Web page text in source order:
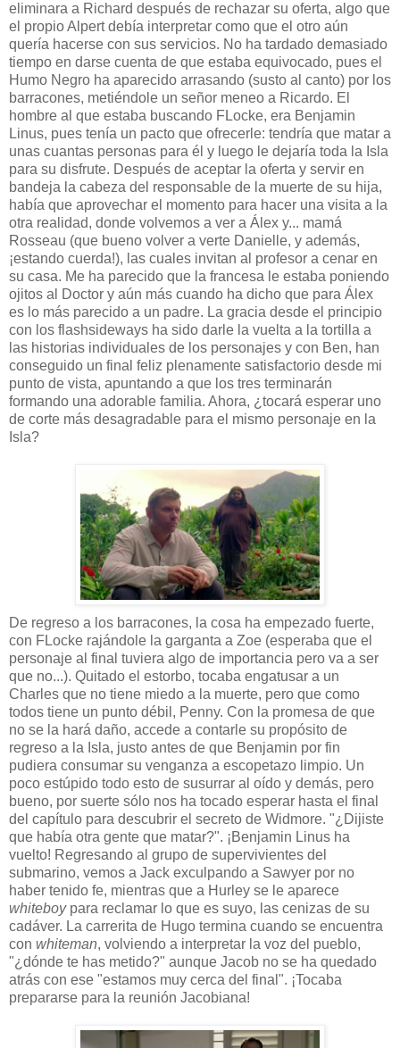
eliminara a Richard después de rechazar su oferta, algo que
el propio Alpert debía interpretar como que el otro aún
quería hacerse con sus servicios. No ha tardado demasiado
tiempo en darse cuenta de que estaba equivocado, pues el
Humo Negro ha aparecido arrasando (susto al canto) por los
barracones, metiéndole un señor meneo a Ricardo. El
hombre al que estaba buscando FLocke, era Benjamin
Linus, pues tenía un pacto que ofrecerle: tendría que matar a
unas cuantas personas para él y luego le dejaría toda la Isla
para su disfrute. Después de aceptar la oferta y servir en
bandeja la cabeza del responsable de la muerte de su hija,
había que aprovechar el momento para hacer una visita a la
otra realidad, donde volvemos a ver a Álex y... mamá
Rosseau (que bueno volver a verte Danielle, y además,
¡estando cuerda!), las cuales invitan al profesor a cenar en
su casa. Me ha parecido que la francesa le estaba poniendo
ojitos al Doctor y aún más cuando ha dicho que para Álex
es lo más parecido a un padre. La gracia desde el principio
con los flashsideways ha sido darle la vuelta a la tortilla a
las historias individuales de los personajes y con Ben, han
conseguido un final feliz plenamente satisfactorio desde mi
punto de vista, apuntando a que los tres terminarán
formando una adorable familia. Ahora, ¿tocará esperar uno
de corte más desagradable para el mismo personaje en la
Isla?
De regreso a los barracones, la cosa ha empezado fuerte,
con FLocke rajándole la garganta a Zoe (esperaba que el
personaje al final tuviera algo de importancia pero va a ser
que no...). Quitado el estorbo, tocaba engatusar a un
Charles que no tiene miedo a la muerte, pero que como
todos tiene un punto débil, Penny. Con la promesa de que
no se la hará daño, accede a contarle su propósito de
regreso a la Isla, justo antes de que Benjamin por fin
pudiera consumar su venganza a escopetazo limpio. Un
poco estúpido todo esto de susurrar al oído y demás, pero
bueno, por suerte sólo nos ha tocado esperar hasta el final
del capítulo para descubrir el secreto de Widmore. "¿Dijiste
que había otra gente que matar?". ¡Benjamin Linus ha
vuelto! Regresando al grupo de supervivientes del
submarino, vemos a Jack exculpando a Sawyer por no
haber tenido fe, mientras que a Hurley se le aparece
whiteboypara reclamar lo que es suyo, las cenizas de su
cadáver. La carrerita de Hugo termina cuando se encuentra
con whiteman, volviendo a interpretar la voz del pueblo,
"¿dónde te has metido?" aunque Jacob no se ha quedado
atrás con ese "estamos muy cerca del final". ¡Tocaba
prepararse para la reunión Jacobiana!